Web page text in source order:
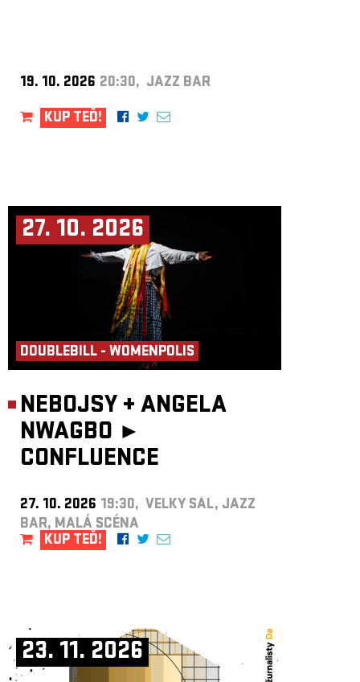
19. 10. 2026 20:30, JAZZ BAR
KUP TEĎ!
27. 10. 2026
DOUBLEBILL - WOMENPOLIS
NEBOJSY + ANGELA
NWAGBO ►
CONFLUENCE
27. 10. 2026 19:30, VELKÝ SÁL, JAZZ
BAR, MALÁ SCÉNA
KUP TEĎ!
23. 11. 2026